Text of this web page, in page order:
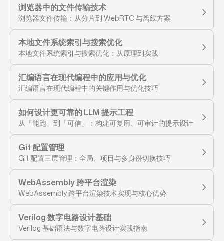
浏览器中的文件传输技术
浏览器文件传输：从分片到 WebRTC 与离线方案
本地文件系统索引与搜索优化
本地文件系统索引与搜索优化：从原理到实践
汇编语言在现代编程中的应用与优化
汇编语言在现代编程中的关键作用与优化技巧
如何设计更可靠的 LLM 提示工程
从「能跑」到「可信」：构建可复用、可审计的提示设计框架
Git 配置管理
Git 配置三层管理：全局、项目与多身份切换技巧
WebAssembly 跨平台渲染
WebAssembly 跨平台渲染技术实现与核心优势
Verilog 数字电路设计基础
Verilog 基础语法与数字电路设计实践指南